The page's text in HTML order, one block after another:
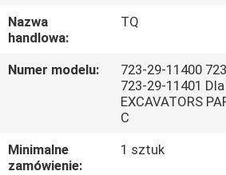
O
NAS
WYCIECZKA
FABRYCE
Nazwa
handlowa:
TQ
Numer modelu:
723-29-11400
723-29-11401
EXCAVATORS
C
Minimalne
zamówienie:
1 sztuk